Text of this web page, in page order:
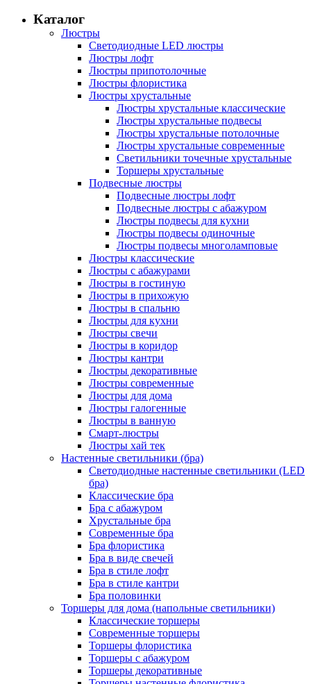
Каталог
Люстры
Светодиодные LED люстры
Люстры лофт
Люстры припотолочные
Люстры флористика
Люстры хрустальные
Люстры хрустальные классические
Люстры хрустальные подвесы
Люстры хрустальные потолочные
Люстры хрустальные современные
Светильники точечные хрустальные
Торшеры хрустальные
Подвесные люстры
Подвесные люстры лофт
Подвесные люстры с абажуром
Люстры подвесы для кухни
Люстры подвесы одиночные
Люстры подвесы многоламповые
Люстры классические
Люстры с абажурами
Люстры в гостиную
Люстры в прихожую
Люстры в спальню
Люстры для кухни
Люстры свечи
Люстры в коридор
Люстры кантри
Люстры декоративные
Люстры современные
Люстры для дома
Люстры галогенные
Люстры в ванную
Смарт-люстры
Люстры хай тек
Настенные светильники (бра)
Светодиодные настенные светильники (LED
бра)
Классические бра
Бра с абажуром
Хрустальные бра
Современные бра
Бра флористика
Бра в виде свечей
Бра в стиле лофт
Бра в стиле кантри
Бра половинки
Торшеры для дома (напольные светильники)
Классические торшеры
Современные торшеры
Торшеры флористика
Торшеры с абажуром
Торшеры декоративные